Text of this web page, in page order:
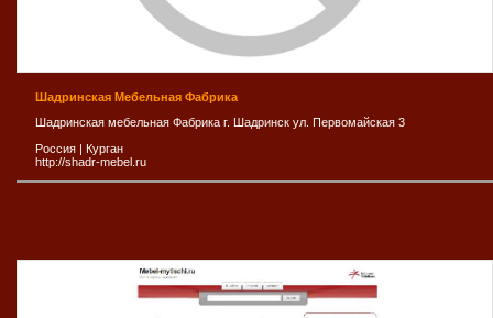
Шадринская Мебельная Фабрика
Шадринская мебельная Фабрика г. Шадринск ул. Первомайская 3
Россия | Курган
http://shadr-mebel.ru